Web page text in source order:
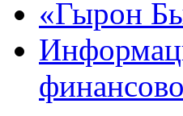
«Гырон